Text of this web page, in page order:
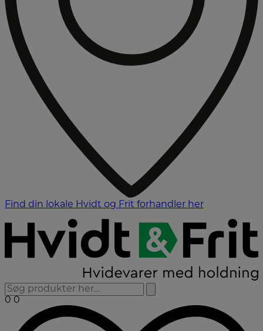
Find din lokale Hvidt og Frit forhandler her
0 0